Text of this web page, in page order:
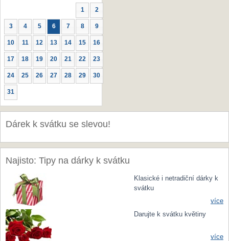
1 2
3 4 5 6 7 8 9
10 11 12 13 14 15 16
17 18 19 20 21 22 23
24 25 26 27 28 29 30
31
Dárek k svátku se slevou!
Najisto: Tipy na dárky k svátku
Klasické i netradiční dárky k
svátku
více
Darujte k svátku květiny
více